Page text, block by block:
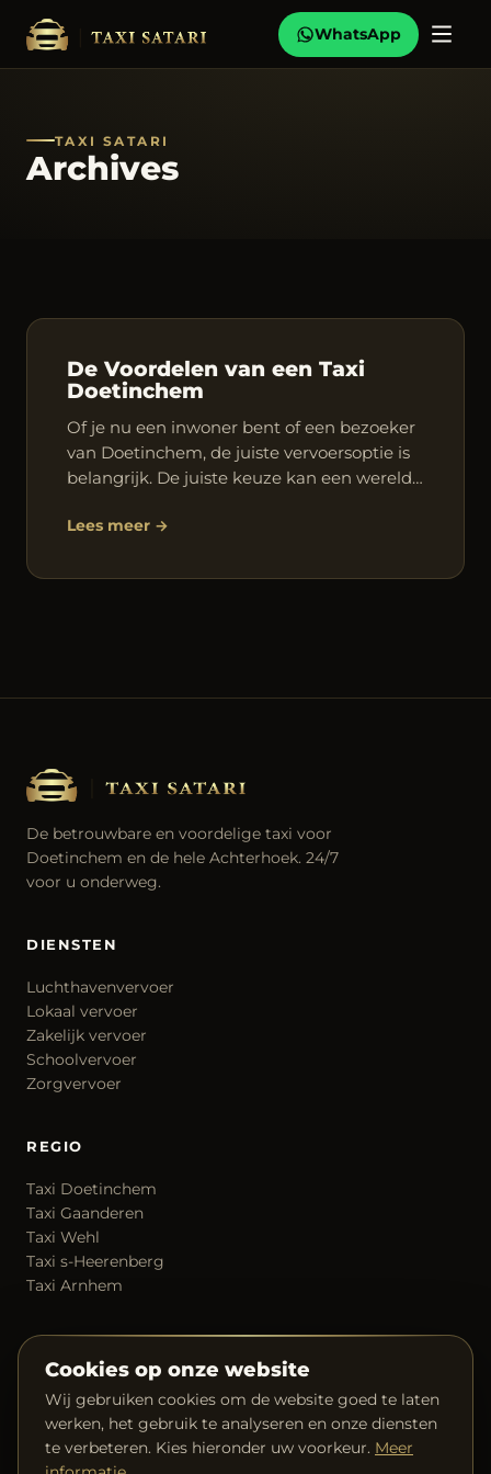
WhatsApp
TAXI SATARI
Archives
De Voordelen van een Taxi
Doetinchem
Of je nu een inwoner bent of een bezoeker
van Doetinchem, de juiste vervoersoptie is
belangrijk. De juiste keuze kan een wereld…
Lees meer →
De betrouwbare en voordelige taxi voor
Doetinchem en de hele Achterhoek. 24/7
voor u onderweg.
DIENSTEN
Luchthavenvervoer
Lokaal vervoer
Zakelijk vervoer
Schoolvervoer
Zorgvervoer
REGIO
Taxi Doetinchem
Taxi Gaanderen
Taxi Wehl
Taxi s-Heerenberg
Taxi Arnhem
CONTACT
06 40 64 92 26
info@taxisatari.nl
Over ons
Prof. van der Leeuwstraat, 's-Heerenberg
Cookies op onze website
Wij gebruiken cookies om de website goed te laten
werken, het gebruik te analyseren en onze diensten
te verbeteren. Kies hieronder uw voorkeur. Meer